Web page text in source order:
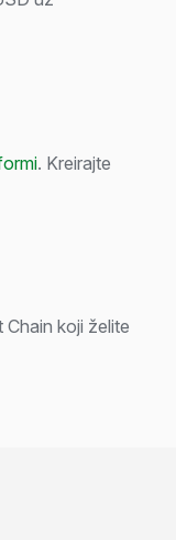
. Kreirajte
koji želite